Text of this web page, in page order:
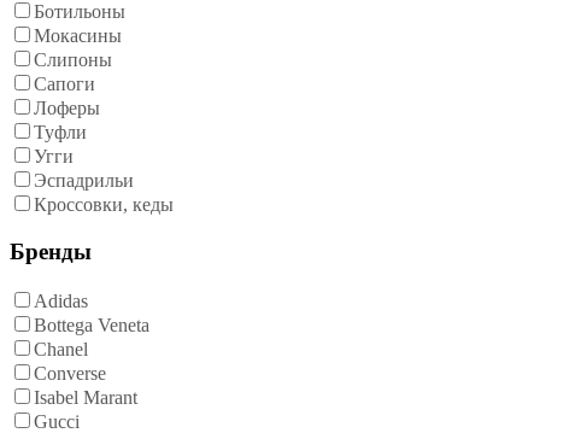
Ботильоны
Мокасины
Слипоны
Сапоги
Лоферы
Туфли
Угги
Эспадрильи
Кроссовки, кеды
Бренды
Adidas
Bottega Veneta
Chanel
Converse
Isabel Marant
Gucci